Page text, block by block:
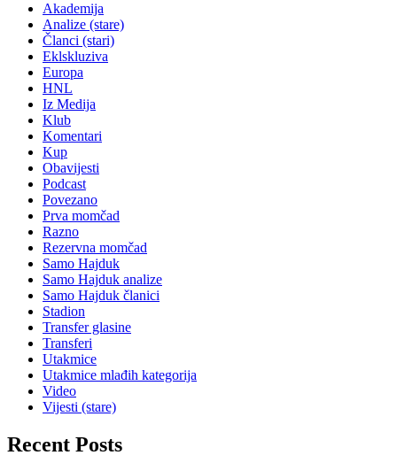
Akademija
Analize (stare)
Članci (stari)
Eklskluziva
Europa
HNL
Iz Medija
Klub
Komentari
Kup
Obavijesti
Podcast
Povezano
Prva momčad
Razno
Rezervna momčad
Samo Hajduk
Samo Hajduk analize
Samo Hajduk članici
Stadion
Transfer glasine
Transferi
Utakmice
Utakmice mlađih kategorija
Video
Vijesti (stare)
Recent Posts